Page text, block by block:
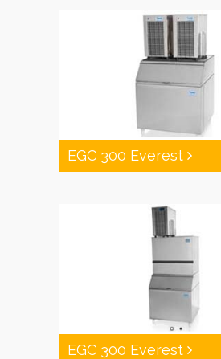
EGC 300 Everest
EGC 300 Everest